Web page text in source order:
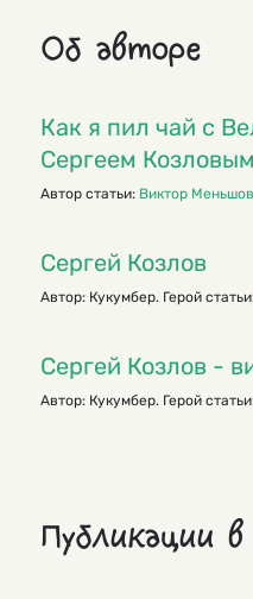
Об авторе
Как я пил чай с
Сергеем Козловым
Автор статьи: Виктор Меньшов
Сергей Козлов
Автор: Кукумбер. Герой
Сергей Козлов -
Автор: Кукумбер. Герой
Публикации